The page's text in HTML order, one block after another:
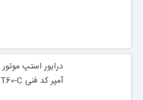
آمپر کد فنی NT60-C دارای شبکه CANopen